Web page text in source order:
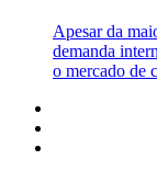
Apesar da
demanda
o mercado de